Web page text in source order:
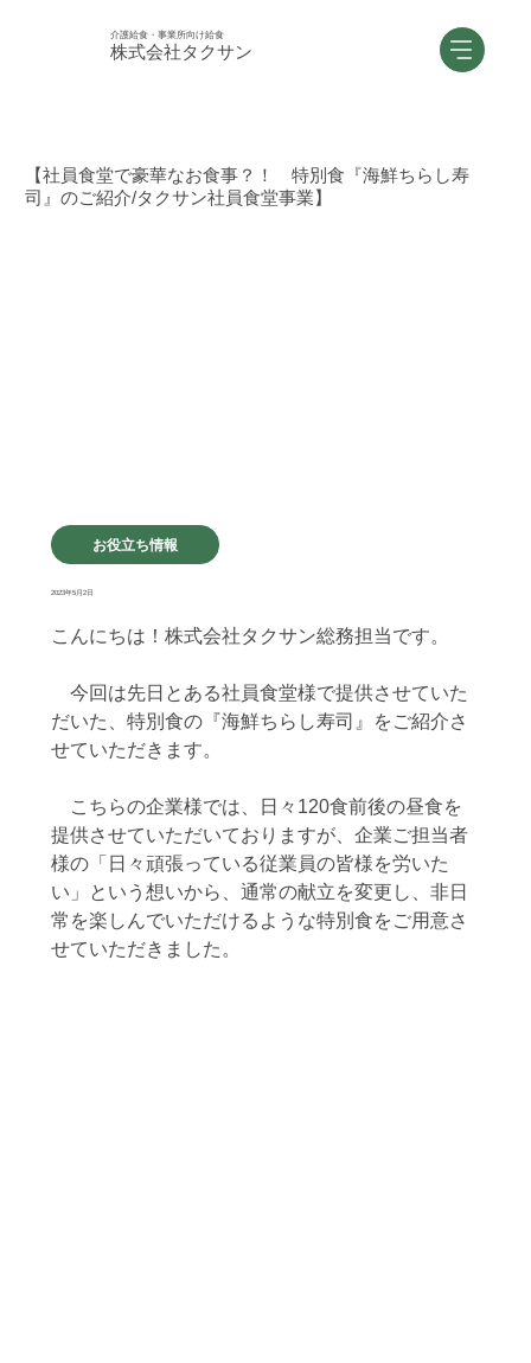
介護給食・事業所向け給食
株式会社タクサン
【社員食堂で豪華なお食事？！ 特別食『海鮮ちらし寿
司』のご紹介/タクサン社員食堂事業】
お役立ち情報
2023年5月2日
こんにちは！株式会社タクサン総務担当です。
今回は先日とある社員食堂様で提供させていた
だいた、特別食の『海鮮ちらし寿司』をご紹介さ
せていただきます。
こちらの企業様では、日々120食前後の昼食を
提供させていただいておりますが、企業ご担当者
様の「日々頑張っている従業員の皆様を労いた
い」という想いから、通常の献立を変更し、非日
常を楽しんでいただけるような特別食をご用意さ
せていただきました。